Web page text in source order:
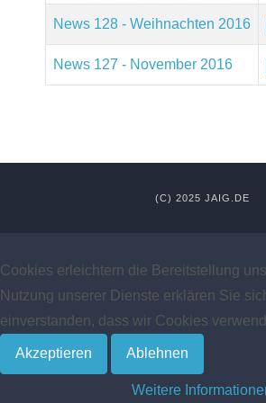
News 128 - Weihnachten 2016
News 127 - November 2016
(C) 2025 JAIG.DE
Cookies erleichtern die Bereitstellung
Nutzung unserer Dienste erklären Sie
einverstanden, dass wir Cookies
Akzeptieren Ablehnen
Weitere